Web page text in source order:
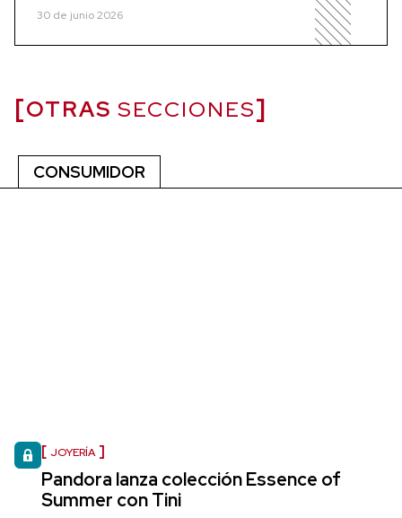
30 de junio 2026
OTRAS SECCIONES
CONSUMIDOR
JOYERÍA
Pandora lanza colección Essence of
Summer con Tini